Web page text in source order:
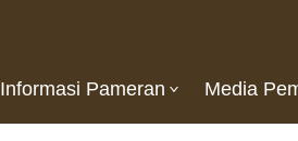
Informasi Pameran Media